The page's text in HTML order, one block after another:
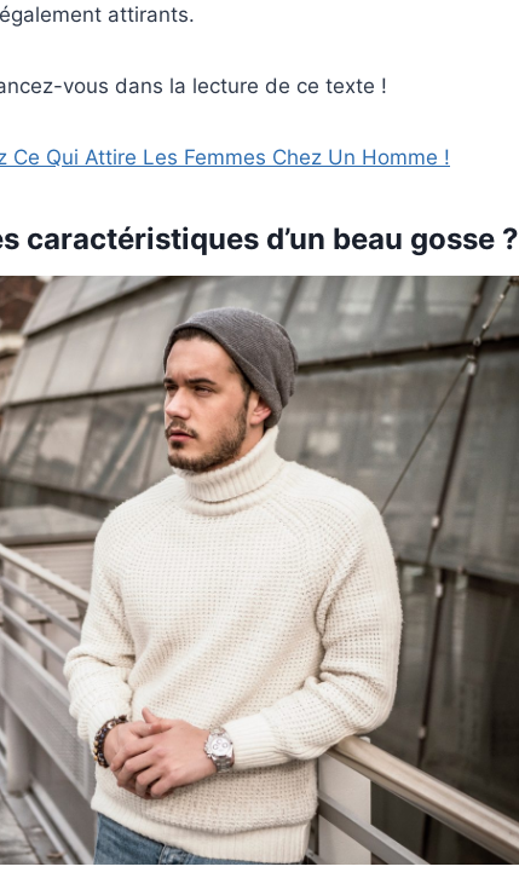
attirants.
vous dans la lecture de ce texte !
Ce Qui Attire Les Femmes Chez Un Homme !
caractéristiques d’un beau gosse ?